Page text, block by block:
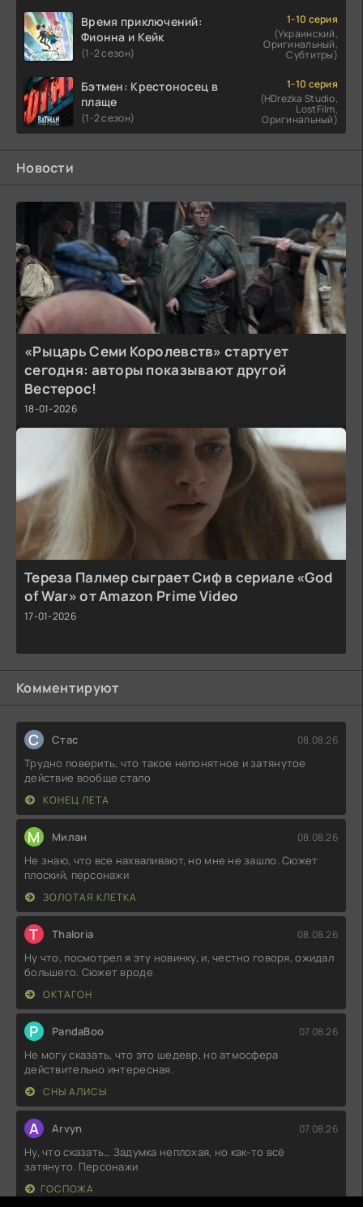
Время приключений:
Фионна и Кейк
(1-2 сезон)
1-10 серия
(Украинский,
Оригинальный,
Субтитры)
Бэтмен: Крестоносец в
плаще
(1-2 сезон)
1-10 серия
(HDrezka Studio,
LostFilm,
Оригинальный)
Новости
«Рыцарь Семи Королевств» стартует
сегодня: авторы показывают другой
Вестерос!
18-01-2026
Тереза Палмер сыграет Сиф в сериале «God
of War» от Amazon Prime Video
17-01-2026
Комментируют
С Стас 08.08.26
Трудно поверить, что такое непонятное и затянутое
действие вообще стало
КОНЕЦ ЛЕТА
М Милан 08.08.26
Не знаю, что все нахваливают, но мне не зашло. Сюжет
плоский, персонажи
ЗОЛОТАЯ КЛЕТКА
T Thaloria 08.08.26
Ну что, посмотрел я эту новинку, и, честно говоря, ожидал
большего. Сюжет вроде
ОКТАГОН
P PandaBoo 07.08.26
Не могу сказать, что это шедевр, но атмосфера
действительно интересная.
СНЫ АЛИСЫ
A Arvyn 07.08.26
Ну, что сказать… Задумка неплохая, но как-то всё
затянуто. Персонажи
ГОСПОЖА